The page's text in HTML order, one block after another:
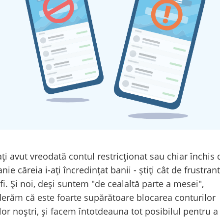
avut vreodată contul restricționat sau chiar închis
căreia i-ați încredințat banii - știți cât de
Și noi, deși suntem "de cealaltă parte a mesei",
că este foarte supărătoare blocarea conturilor
noștri, și facem întotdeauna tot posibilul pentru a